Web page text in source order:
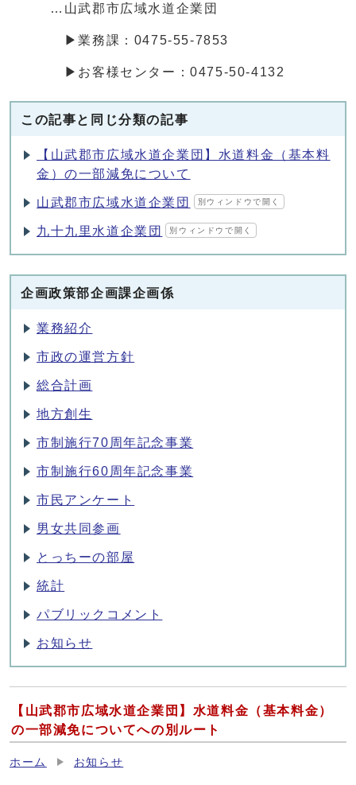
…山武郡市広域水道企業団
▶業務課：0475-55-7853
▶お客様センター：0475-50-4132
この記事と同じ分類の記事
【山武郡市広域水道企業団】水道料金（基本料
金）の一部減免について
山武郡市広域水道企業団 別ウィンドウで開く
九十九里水道企業団 別ウィンドウで開く
企画政策部企画課企画係
業務紹介
市政の運営方針
総合計画
地方創生
市制施行70周年記念事業
市制施行60周年記念事業
市民アンケート
男女共同参画
とっちーの部屋
統計
パブリックコメント
お知らせ
【山武郡市広域水道企業団】水道料金（基本料金）
の一部減免についてへの別ルート
ホーム お知らせ